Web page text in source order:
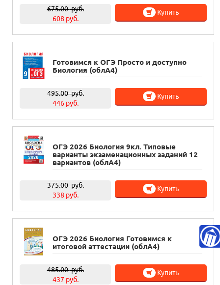
675.00руб.
608 руб.
Купить
Готовимся к ОГЭ Просто и доступно
Биология (облА4)
495.00руб.
446 руб.
Купить
ОГЭ 2026 Биология 9кл. Типовые
варианты экзаменационных заданий 12
вариантов (облА4)
375.00руб.
338 руб.
Купить
ОГЭ 2026 Биология Готовимся к
итоговой аттестации (облА4)
485.00руб.
437 руб.
Купить